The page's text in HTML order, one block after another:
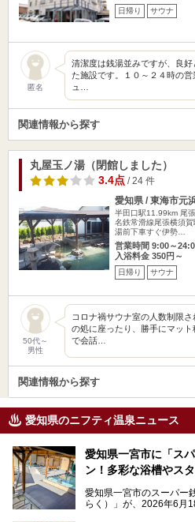
日帰り サウナ
匿名
清潔度は銭湯並みですが、良
た施設です。１０～２４時の
ュ…
関連情報から探す
丸屋玉ノ湯（閉館しました）
3.4点/ 24 件
愛知県 / 東海市元
半田口駅11.99km 尾
名鉄常滑線尾張横須
湯前下車すぐ伊勢…
営業時間 9:00～
入浴料金 350円～
日帰り サウナ
50代～
男性
コロナ禍サウナ室の人数制限
の処に座ったり、勝手にマッ
で会話…
関連情報から探す
愛知県のニフティ温泉ニュース
愛知県一宮市に「ス
ン！多彩な浴槽やス
愛知県一宮市のスーパー
らく）」が、2026年6月